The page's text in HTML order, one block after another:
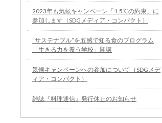
2023年も気候キャンペーン「1.5℃の約束」に
参加します（SDGメディア・コンパクト）
“サステナブル”を五感で知る食のプログラム
「生きる力を養う学校」開講
気候キャンペーンへの参加について（SDGメデ
ィア・コンパクト）
雑誌『料理通信』発行休止のお知らせ